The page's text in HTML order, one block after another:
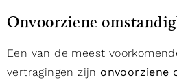
Onvoorziene
Een van de meest
vertragingen zijn onvoorziene